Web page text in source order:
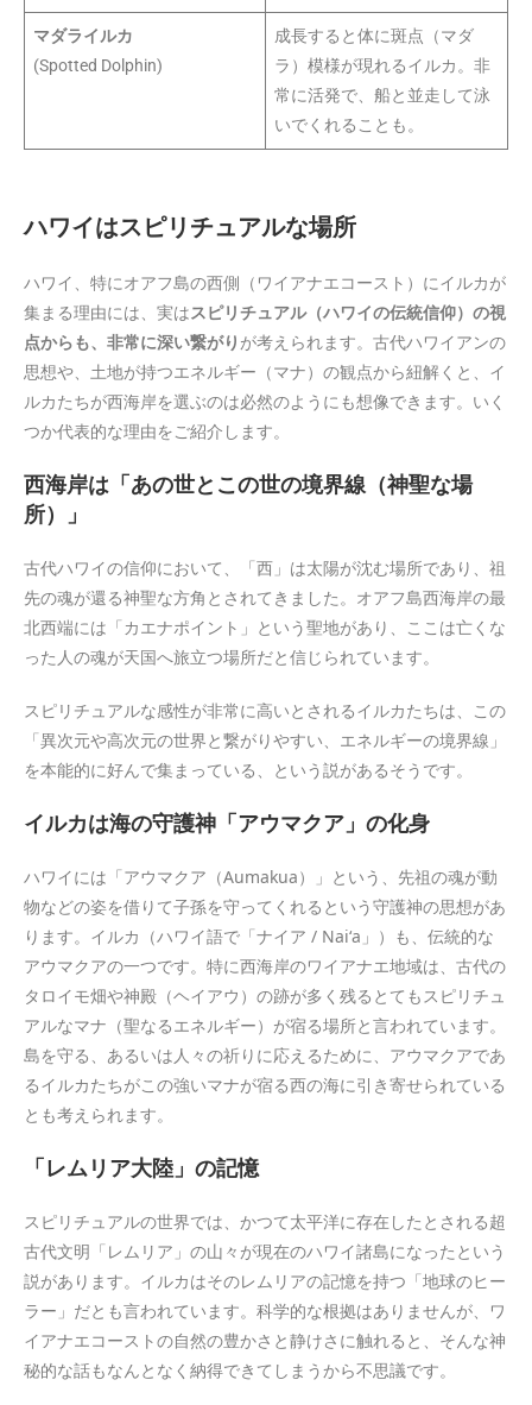
マダライルカ
(Spotted Dolphin)
成長すると体に斑点（マダ
ラ）模様が現れるイルカ。非
常に活発で、船と並走して泳
いでくれることも。
ハワイはスピリチュアルな場所
ハワイ、特にオアフ島の西側（ワイアナエコースト）にイルカが
集まる理由には、実はスピリチュアル（ハワイの伝統信仰）の視
点からも、非常に深い繋がり が考えられます。古代ハワイアンの
思想や、土地が持つエネルギー（マナ）の観点から紐解くと、イ
ルカたちが西海岸を選ぶのは必然のようにも想像できます。いく
つか代表的な理由をご紹介します。
西海岸は「あの世とこの世の境界線（神聖な場
所）」
古代ハワイの信仰において、「西」は太陽が沈む場所であり、祖
先の魂が還る神聖な方角とされてきました。オアフ島西海岸の最
北西端には「カエナポイント」という聖地があり、ここは亡くな
った人の魂が天国へ旅立つ場所だと信じられています。
スピリチュアルな感性が非常に高いとされるイルカたちは、この
「異次元や高次元の世界と繋がりやすい、エネルギーの境界線」
を本能的に好んで集まっている、という説があるそうです。
イルカは海の守護神「アウマクア」の化身
ハワイには「アウマクア（Aumakua）」という、先祖の魂が動
物などの姿を借りて子孫を守ってくれるという守護神の思想があ
ります。イルカ（ハワイ語で「ナイア / Naiʻa」）も、伝統的な
アウマクアの一つです。特に西海岸のワイアナエ地域は、古代の
タロイモ畑や神殿（ヘイアウ）の跡が多く残るとてもスピリチュ
アルなマナ（聖なるエネルギー）が宿る場所と言われています。
島を守る、あるいは人々の祈りに応えるために、アウマクアであ
るイルカたちがこの強いマナが宿る西の海に引き寄せられている
とも考えられます。
「レムリア大陸」の記憶
スピリチュアルの世界では、かつて太平洋に存在したとされる超
古代文明「レムリア」の山々が現在のハワイ諸島になったという
説があります。イルカはそのレムリアの記憶を持つ「地球のヒー
ラー」だとも言われています。科学的な根拠はありませんが、ワ
イアナエコーストの自然の豊かさと静けさに触れると、そんな神
秘的な話もなんとなく納得できてしまうから不思議です。